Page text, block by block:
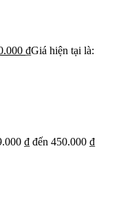
₫Giá hiện tại là:
₫ đến 450.000 ₫